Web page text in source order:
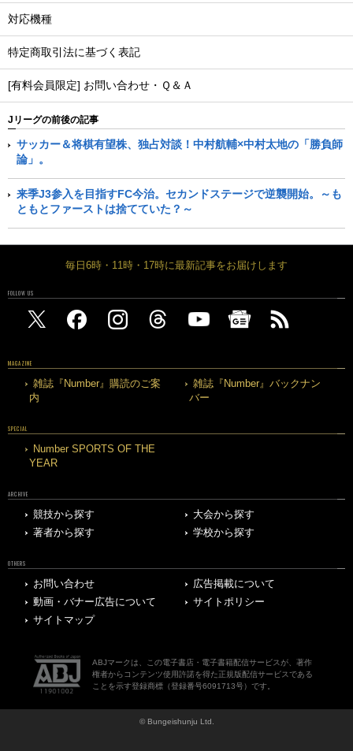
対応機種
特定商取引法に基づく表記
[有料会員限定] お問い合わせ・Ｑ＆Ａ
Jリーグの前後の記事
サッカー＆将棋有望株、独占対談！中村航輔×中村太地の「勝負師
論」。
来季J3参入を目指すFC今治。セカンドステージで逆襲開始。～も
ともとファーストは捨てていた？～
毎日6時・11時・17時に最新記事をお届けします
FOLLOW US
MAGAZINE
雑誌『Number』購読のご案
内
雑誌『Number』バックナン
バー
SPECIAL
Number SPORTS OF THE
YEAR
ARCHIVE
競技から探す
大会から探す
著者から探す
学校から探す
OTHERS
お問い合わせ
広告掲載について
動画・バナー広告について
サイトポリシー
サイトマップ
ABJマークは、この電子書店・電子書籍配信サービスが、著作
権者からコンテンツ使用許諾を得た正規版配信サービスである
ことを示す登録商標（登録番号6091713号）です。
© Bungeishunju Ltd.